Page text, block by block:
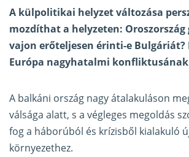
A külpolitikai helyzet változása
mozdíthat a helyzeten: Oroszország
vajon erőteljesen érinti-e Bulgáriát?
Európa nagyhatalmi
A balkáni ország nagy átalakuláson
válsága alatt, s a végleges megoldás
fog a háborúból és krízisből kialakuló
környezethez.